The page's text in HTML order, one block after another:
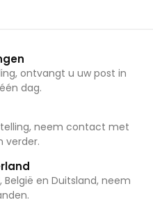
ontvangt u uw post in
dag.
neem contact met
verder.
België en Duitsland, neem